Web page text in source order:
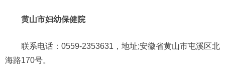
黄山市妇幼保健院
联系电话：0559-2353631，地址;安徽省黄山市屯溪区北
海路170号。